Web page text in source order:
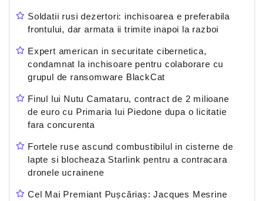
Soldatii rusi dezertori: inchisoarea e preferabila
frontului, dar armata ii trimite inapoi la razboi
Expert american in securitate cibernetica,
condamnat la inchisoare pentru colaborare cu
grupul de ransomware BlackCat
Finul lui Nutu Camataru, contract de 2 milioane
de euro cu Primaria lui Piedone dupa o licitatie
fara concurenta
Fortele ruse ascund combustibilul in cisterne de
lapte si blocheaza Starlink pentru a contracara
dronele ucrainene
Cel Mai Premiant Pușcăriaș: Jacques Mesrine